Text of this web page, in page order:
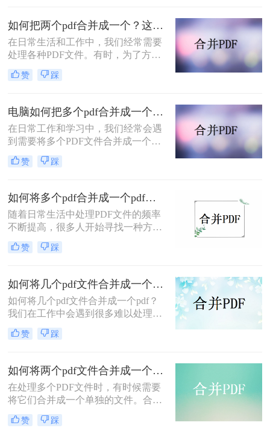
些快速而简便的方法可以帮助我们实
现这个目标，下面一起看看如何把pdf
文件合并成一个吧。
如何把两个pdf合并成一个？这两个方法就够用啦!
在日常生活和工作中，我们经常需要
处理各种PDF文件。有时，为了方便
查阅或存档，我们可能希望将多个
PDF文件合并成一个。本文将详细介
者轻松实现这一需求。
赞 踩
电脑如何把多个pdf合并成一个pdf？学会这3个方法！
在日常工作和学习中，我们经常会遇
到需要将多个PDF文件合并成一个文
件的情况。这有助于我们更好地组织
和管理文件，方便查阅和分享。那么
呢？本文将详细介绍几种不同的方
法，帮助你轻松地将多个PDF文件合
并成一个PDF文件。
赞 踩
如何将多个pdf合并成一个pdf？这两种方法很实用！
随着日常生活中处理PDF文件的频率
不断提高，很多人开始寻找一种方
便、快捷的方法将多个PDF文件合并
成一个文件，以便于查看和管理。这
方法，可以让你轻松完成PDF文件的
合并。
赞 踩
如何将几个pdf文件合并成一个pdf？这3个简便的方法，快速合并多个pdf文件！
如何将几个pdf文件合并成一个pdf？
我们在工作中会遇到很多难以处理的
文件，比如PDF文件，特别是多个
PDF文件合并成一个PDF文件。事实
地在互联网上找到相关的方法。最
后，我们不能达到我们理想的预期。
让我们来看看pdf合并的方法。
赞 踩
如何将两个pdf文件合并成一个？这三个方法就够用啦！
​在处理多个PDF文件时，有时候需要
将它们合并成一个单独的文件。合并
PDF文件可以帮助您更好地组织文
件、简化文档管理和提高工作效率。
赞 踩